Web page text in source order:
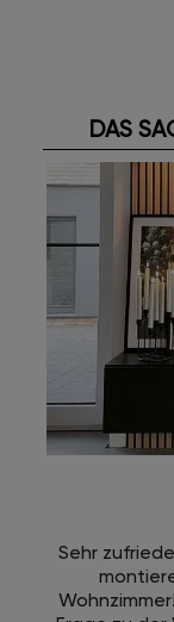
DAS
Sehr